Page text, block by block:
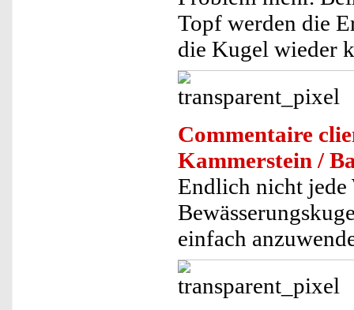
Topf werden die
die Kugel wieder
Commentaire
Kammerstein /
Endlich nicht jede
einfach